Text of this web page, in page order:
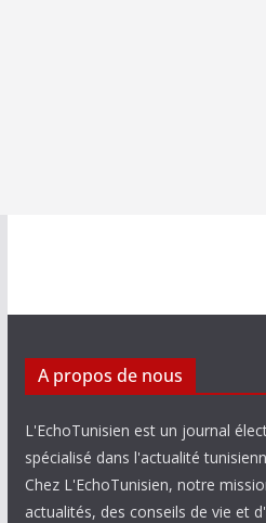
A propos de nous
L'EchoTunisien est un journal
spécialisé dans l'actualité
Chez L'EchoTunisien, notre
actualités, des conseils de vie et